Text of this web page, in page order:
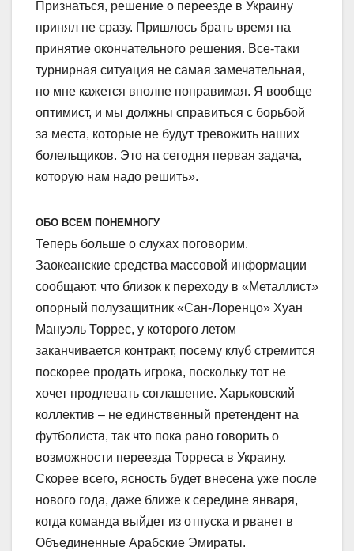
Признаться, решение о переезде в Украину
принял не сразу. Пришлось брать время на
принятие окончательного решения. Все-таки
турнирная ситуация не самая замечательная,
но мне кажется вполне поправимая. Я вообще
оптимист, и мы должны справиться с борьбой
за места, которые не будут тревожить наших
болельщиков. Это на сегодня первая задача,
которую нам надо решить».
ОБО ВСЕМ ПОНЕМНОГУ
Теперь больше о слухах поговорим.
Заокеанские средства массовой информации
сообщают, что близок к переходу в «Металлист»
опорный полузащитник «Сан-Лоренцо» Хуан
Мануэль Торрес, у которого летом
заканчивается контракт, посему клуб стремится
поскорее продать игрока, поскольку тот не
хочет продлевать соглашение. Харьковский
коллектив – не единственный претендент на
футболиста, так что пока рано говорить о
возможности переезда Торреса в Украину.
Скорее всего, ясность будет внесена уже после
нового года, даже ближе к середине января,
когда команда выйдет из отпуска и рванет в
Объединенные Арабские Эмираты.